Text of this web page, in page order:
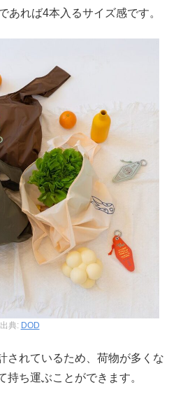
あれば4本入るサイズ感です。
出典: DOD
されているため、荷物が多くな
持ち運ぶことができます。